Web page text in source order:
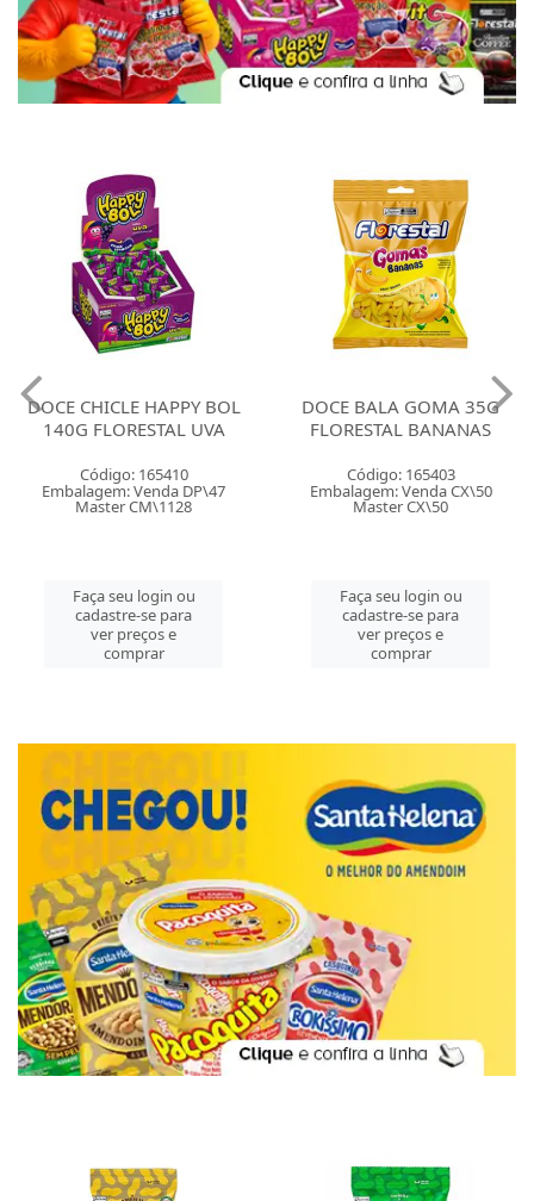
DOCE CHICLE HAPPY BOL
140G FLORESTAL UVA
Código: 165410
Embalagem: Venda DP\47
Master CM\1128
Faça seu login ou
cadastre-se para
ver preços e
comprar
DOCE BALA GOMA 35G
FLORESTAL BANANAS
Código: 165403
Embalagem: Venda CX\50
Master CX\50
Faça seu login ou
cadastre-se para
ver preços e
comprar